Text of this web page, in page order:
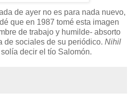
de ayer no es para nada nuevo,
que en 1987 tomé esta imagen
de trabajo y humilde- absorto
de sociales de su periódico. Nihil
solía decir el tío Salomón.